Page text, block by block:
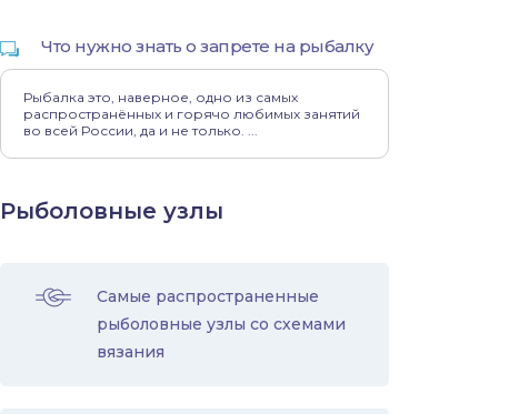
Что нужно знать о запрете на рыбалку
Рыбалка это, наверное, одно из самых
распространённых и горячо любимых занятий
во всей России, да и не только. ...
Рыболовные узлы
Самые распространенные
рыболовные узлы со схемами
вязания